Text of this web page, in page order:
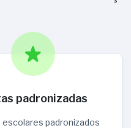
padronizadas
escolares padronizados